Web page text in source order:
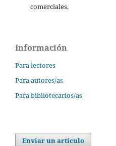
comerciales.
Información
Para lectores
Para autores/as
Para bibliotecarios/as
Enviar un artículo